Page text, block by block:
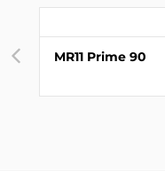
MR11 Prime 90